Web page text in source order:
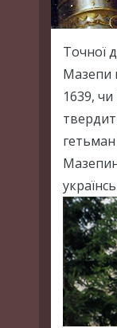
Точної
Мазепи
1639, чи
гетьман